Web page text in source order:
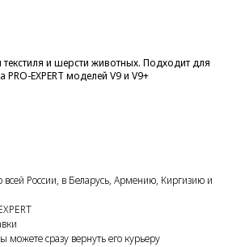
и шерсти животных. Подходит для
EXPERT моделей V9 и V9+
России, в Беларусь, Армению, Киргизию и
можете сразу вернуть его курьеру